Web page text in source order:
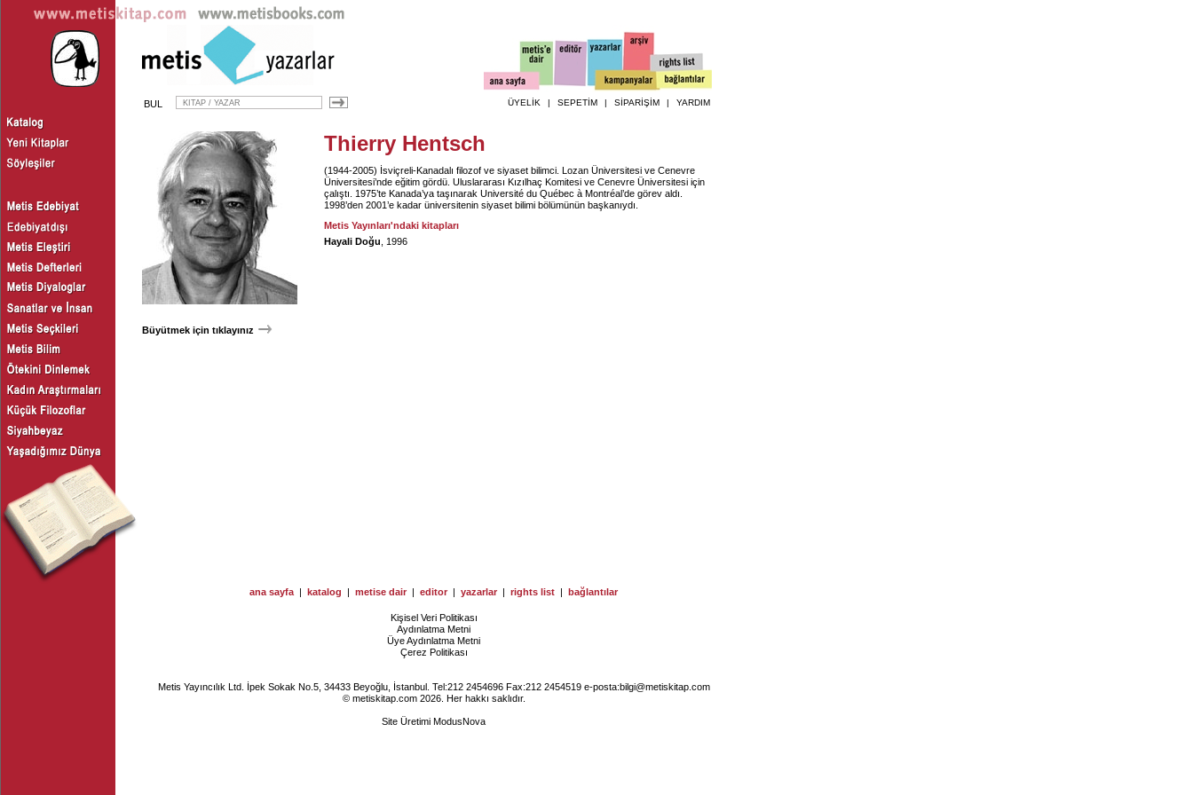
BUL ÜYELİK | SEPETİM | SİPARİŞİM | YARDIM
Büyütmek için tıklayınız
Thierry Hentsch
(1944-2005) İsviçreli-Kanadalı filozof ve siyaset bilimci. Lozan Üniversitesi ve Cenevre
Üniversitesi’nde eğitim gördü. Uluslararası Kızılhaç Komitesi ve Cenevre Üniversitesi için
çalıştı. 1975’te Kanada’ya taşınarak Université du Québec à Montréal’de görev aldı.
1998’den 2001’e kadar üniversitenin siyaset bilimi bölümünün başkanıydı.
Metis Yayınları'ndaki kitapları
Hayali Doğu , 1996
ana sayfa | katalog | metise dair | editor | yazarlar | rights list | bağlantılar
Kişisel Veri Politikası
Aydınlatma Metni
Üye Aydınlatma Metni
Çerez Politikası
Metis Yayıncılık Ltd. İpek Sokak No.5, 34433 Beyoğlu, İstanbul. Tel:212 2454696 Fax:212 2454519 e-posta:bilgi@metiskitap.com
© metiskitap.com 2026. Her hakkı saklıdır.
Site Üretimi ModusNova